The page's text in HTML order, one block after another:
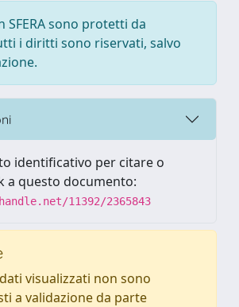
SFERA sono protetti da
i diritti sono riservati, salvo
identificativo per citare o
a questo documento:
11392/2365843
visualizzati non sono
a validazione da parte